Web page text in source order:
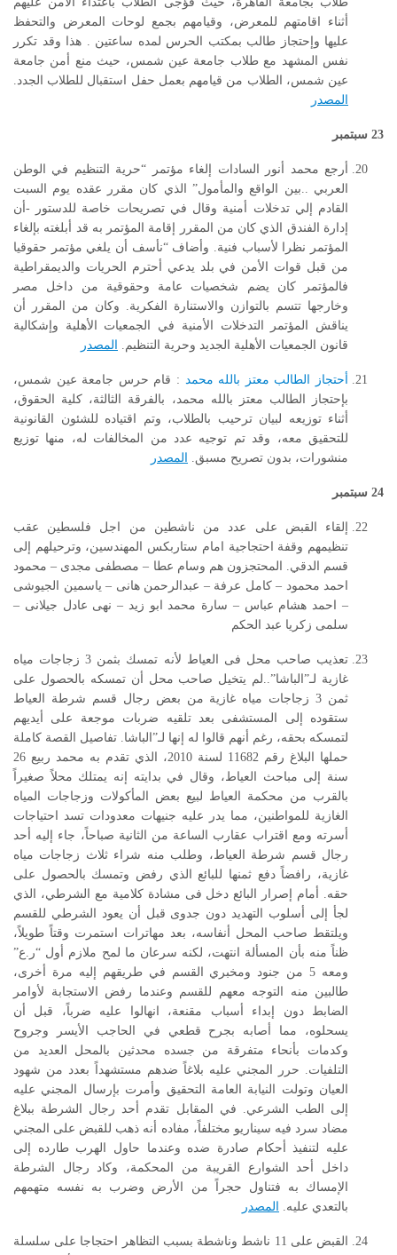
أثناء اقامتهم للمعرض، وقيامهم بجمع لوحات المعرض والتحفظ
عليها وإحتجاز طالب بمكتب الحرس لمده ساعتين . هذا وقد تكرر
نفس المشهد مع طلاب جامعة عين شمس، حيث منع أمن جامعة
عين شمس، الطلاب من قيامهم بعمل حفل استقبال للطلاب الجدد.
المصدر
23 سبتمبر
أرجع محمد أنور السادات إلغاء مؤتمر “حرية التنظيم في الوطن
العربي ..بين الواقع والمأمول” الذي كان مقرر عقده يوم السبت
القادم إلي تدخلات أمنية وقال في تصريحات خاصة للدستور -أن
إدارة الفندق الذي كان من المقرر إقامة المؤتمر به قد أبلغته بإلغاء
المؤتمر نظرا لأسباب فنية. وأضاف “نأسف أن يلغي مؤتمر حقوقيا
من قبل قوات الأمن في بلد يدعي أحترم الحريات والديمقراطية
فالمؤتمر كان يضم شخصيات عامة وحقوقية من داخل مصر
وخارجها تتسم بالتوازن والاستنارة الفكرية. وكان من المقرر أن
يناقش المؤتمر التدخلات الأمنية في الجمعيات الأهلية وإشكالية
قانون الجمعيات الأهلية الجديد وحرية التنظيم.
المصدر
أحتجاز الطالب معتز بالله محمد : قام حرس جامعة عين شمس،
بإحتجاز الطالب معتز بالله محمد، بالفرقة الثالثة، كلية الحقوق،
أثناء توزيعه لبيان ترحيب بالطلاب، وتم اقتياده للشئون القانونية
للتحقيق معه، وقد تم توجيه عدد من المخالفات له، منها توزيع
منشورات، بدون تصريح مسبق.
المصدر
24 سبتمبر
إلقاء القبض على عدد من ناشطين من اجل فلسطين عقب
تنظيمهم وقفة احتجاجية امام ستاربكس المهندسين، وترحيلهم إلى
قسم الدقي. المحتجزون هم وسام عطا – مصطفى مجدى – محمود
احمد محمود – كامل عرفة – عبدالرحمن هانى – ياسمين الجيوشى
– احمد هشام عباس – سارة محمد ابو زيد – نهى عادل جيلانى –
سلمى زكريا عبد الحكم
تعذيب صاحب محل فى العياط لأنه تمسك بثمن 3 زجاجات مياه
غازية لـ”الباشا”..لم يتخيل صاحب محل أن تمسكه بالحصول على
ثمن 3 زجاجات مياه غازية من بعض رجال قسم شرطة العياط
ستقوده إلى المستشفى بعد تلقيه ضربات موجعة على أيديهم
لتمسكه بحقه، رغم أنهم قالوا له إنها لـ”الباشا. تفاصيل القصة كاملة
حملها البلاغ رقم 11682 لسنة 2010، الذي تقدم به محمد ربيع 26
سنة إلى مباحث العياط، وقال في بدايته إنه يمتلك محلاً صغيراً
بالقرب من محكمة العياط لبيع بعض المأكولات وزجاجات المياه
الغازية للمواطنين، مما يدر عليه جنيهات معدودات تسد احتياجات
أسرته ومع اقتراب عقارب الساعة من الثانية صباحاً، جاء إليه أحد
رجال قسم شرطة العياط، وطلب منه شراء ثلاث زجاجات مياه
غازية، رافضاً دفع ثمنها للبائع الذي رفض وتمسك بالحصول على
حقه. أمام إصرار البائع دخل فى مشادة كلامية مع الشرطي، الذي
لجأ إلى أسلوب التهديد دون جدوى قبل أن يعود الشرطي للقسم
ويلتقط صاحب المحل أنفاسه، بعد مهاترات استمرت وقتاً طويلاً،
ظناً منه بأن المسألة انتهت، لكنه سرعان ما لمح ملازم أول “ر.ع”
ومعه 5 من جنود ومخبري القسم في طريقهم إليه مرة أخرى،
طالبين منه التوجه معهم للقسم وعندما رفض الاستجابة لأوامر
الضابط دون إبداء أسباب مقنعة، انهالوا عليه ضرباً، قبل أن
يسحلوه، مما أصابه بجرح قطعي في الحاجب الأيسر وجروح
وكدمات بأنحاء متفرقة من جسده محدثين بالمحل العديد من
التلفيات. حرر المجني عليه بلاغاً ضدهم مستشهداً بعدد من شهود
العيان وتولت النيابة العامة التحقيق وأمرت بإرسال المجني عليه
إلى الطب الشرعي. في المقابل تقدم أحد رجال الشرطة ببلاغ
مضاد سرد فيه سيناريو مختلفاً، مفاده أنه ذهب للقبض على المجني
عليه لتنفيذ أحكام صادرة ضده وعندما حاول الهرب طارده إلى
داخل أحد الشوارع القريبة من المحكمة، وكاد رجال الشرطة
الإمساك به فتناول حجراً من الأرض وضرب به نفسه متهمهم
بالتعدي عليه.
المصدر
القبض على 11 ناشط وناشطة بسبب التظاهر احتجاجا على سلسلة